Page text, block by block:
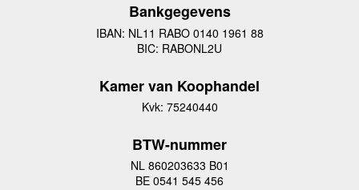
Bankgegevens
IBAN: NL11 RABO 0140 1961 88
BIC: RABONL2U
Kamer van Koophandel
Kvk: 75240440
BTW-nummer
NL 860203633 B01
BE 0541 545 456